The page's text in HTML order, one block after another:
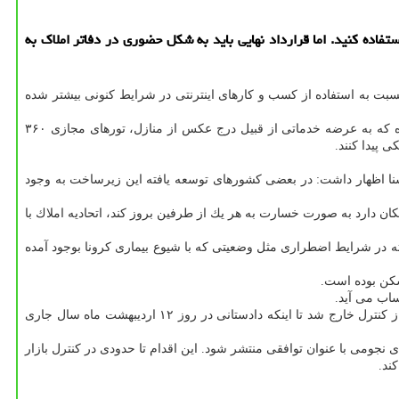
كنید. اما قرارداد نهایی باید به شكل حضوری در دفاتر املاك به
به استفاده از كسب و كارهای اینترنتی در شرایط كنونی بیشتر شده
مسكن می باشد. با وجود آنكه در سال های اخیر پلت فرم های گوناگونی بوجود آمده كه به عرضه خدماتی از قبیل درج عكس از منازل، تورهای مجازی ۳۶۰
پیدا كنند.
اظهار داشت: در بعضی كشورهای توسعه یافته این زیرساخت به وجود
دارد به صورت خسارت به هر یك از طرفین بروز كند، اتحادیه املاك با
در شرایط اضطراری مثل وضعیتی كه با شیوع بیماری كرونا بوجود آمده
بوده است.
می آید.
این چالش در زمان های رونق بازار مسكن بیشتر خویش را نشان داده است. اواخر سال قبل به علت عرضه بعضی قیمت های نجومی بازار به شكلی از كنترل خارج شد تا اینكه دادستانی در روز ۱۲ اردیبهشت ماه سال جاری
با عنوان توافقی منتشر شود. این اقدام تا حدودی در كنترل بازار